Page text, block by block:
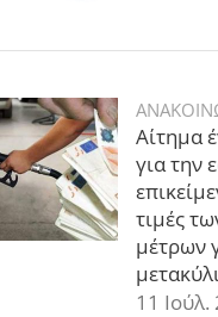
Αίτημα
για την
τιμές
μέτρων
11